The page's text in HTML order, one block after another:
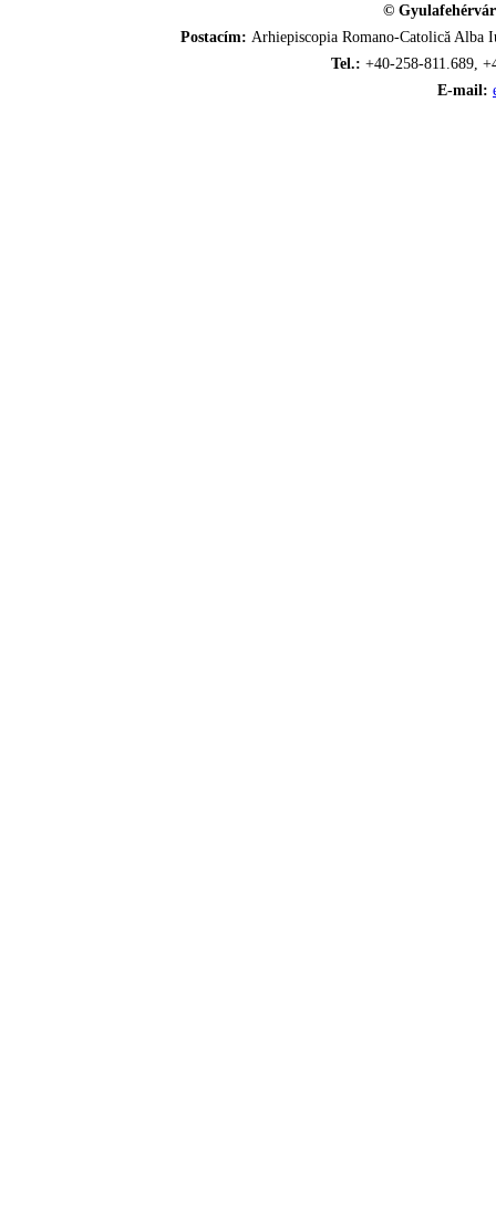
©
Postacím: Arhiepiscopia Romano-Catolică
Tel.: +40-258-811.689,
E-mail: